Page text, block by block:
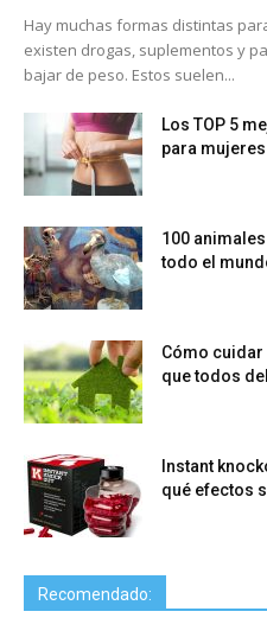
Hay muchas formas distintas
existen drogas, suplementos y
bajar de peso. Estos suelen...
Los TOP 5
para mujeres
100
todo el
Cómo
que todos
Instant
qué efectos
Recomendado: